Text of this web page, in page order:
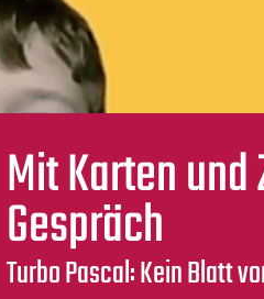
Mit Karten
Gespräch
Turbo Pascal: Kein Blatt